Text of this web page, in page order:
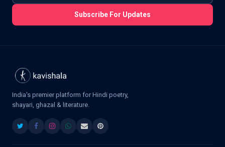
Subscribe For Updates
India's premier platform for Hindi poetry,
shayari, ghazal & literature.